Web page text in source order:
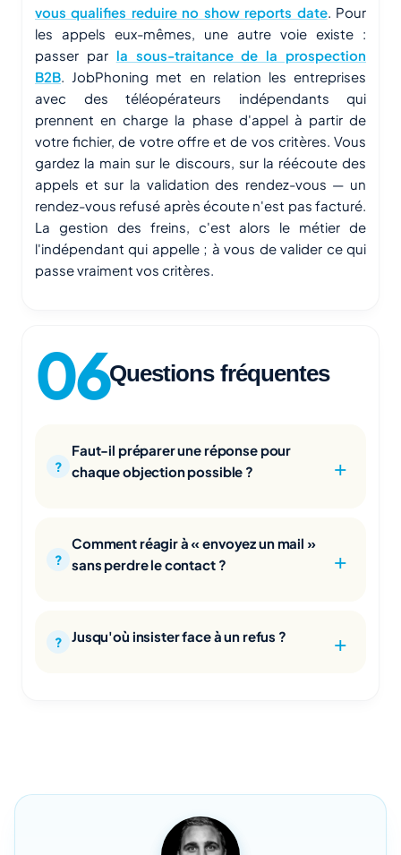
vous qualifies reduire no show reports date. Pour
les appels eux-mêmes, une autre voie existe :
passer par la sous-traitance de la prospection
B2B. JobPhoning met en relation les entreprises
avec des téléopérateurs indépendants qui
prennent en charge la phase d'appel à partir de
votre fichier, de votre offre et de vos critères. Vous
gardez la main sur le discours, sur la réécoute des
appels et sur la validation des rendez-vous — un
rendez-vous refusé après écoute n'est pas facturé.
La gestion des freins, c'est alors le métier de
l'indépendant qui appelle ; à vous de valider ce qui
passe vraiment vos critères.
Questions fréquentes
Faut-il préparer une réponse pour
chaque objection possible ?
Comment réagir à « envoyez un mail »
sans perdre le contact ?
Jusqu'où insister face à un refus ?